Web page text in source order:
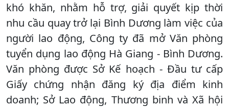
khó khăn, nhằm hỗ trợ, giải quyết kịp thời
nhu cầu quay trở lại Bình Dương làm việc của
người lao động, Công ty đã mở Văn phòng
tuyển dụng lao động Hà Giang - Bình Dương.
Văn phòng được Sở Kế hoạch - Đầu tư cấp
Giấy chứng nhận đăng ký địa điểm kinh
doanh; Sở Lao động, Thương binh và Xã hội